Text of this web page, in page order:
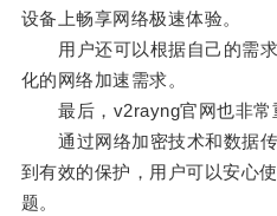
设备上畅享网络极速体验。
用户还可以根据自己的需求
化的网络加速需求。
最后，v2rayng官网也非常
通过网络加密技术和数据传
到有效的保护，用户可以安心
题。